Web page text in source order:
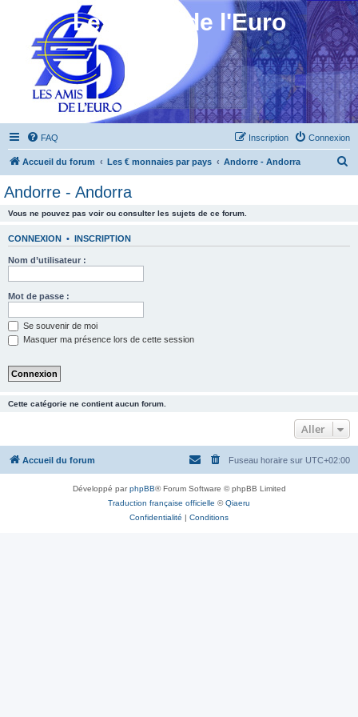
Les Amis de l'Euro
FAQ Connexion
Inscription
Accueil du forum Les € monnaies par pays Andorre - Andorra
Andorre - Andorra
Vous ne pouvez pas voir ou consulter les sujets de ce forum.
CONNEXION • INSCRIPTION
Nom d’utilisateur :
Mot de passe :
Se souvenir de moi
Masquer ma présence lors de cette session
Cette catégorie ne contient aucun forum.
Aller
Accueil du forum Fuseau horaire sur UTC+02:00
Développé parphpBB® Forum Software © phpBB Limited
Traduction française officielle ©Qiaeru
Confidentialité | Conditions